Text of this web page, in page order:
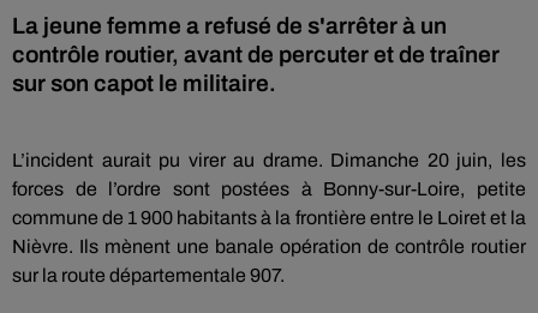
La jeune femme a refusé de s'arrêter à un
contrôle routier, avant de percuter et de traîner
sur son capot le militaire.
L’incident aurait pu virer au drame. Dimanche 20 juin, les
forces de l’ordre sont postées à Bonny-sur-Loire, petite
commune de 1 900 habitants à la frontière entre le Loiret et la
Nièvre. Ils mènent une banale opération de contrôle routier
sur la route départementale 907.